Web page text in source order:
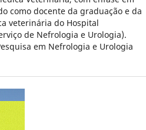
como docente da graduação e da
veterinária do Hospital
de Nefrologia e Urologia).
em Nefrologia e Urologia